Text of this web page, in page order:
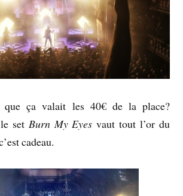
que ça valait les 40€ de la place?
set Burn My Eyes vaut tout l’or du
cadeau.